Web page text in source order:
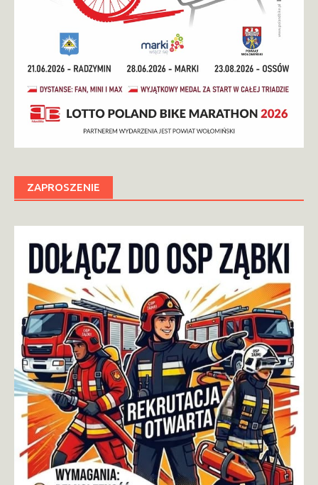
ZAPROSZENIE